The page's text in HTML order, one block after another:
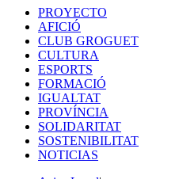
PROYECTO
AFICIÓ
CLUB GROGUET
CULTURA
ESPORTS
FORMACIÓ
IGUALTAT
PROVÍNCIA
SOLIDARITAT
SOSTENIBILITAT
NOTICIAS